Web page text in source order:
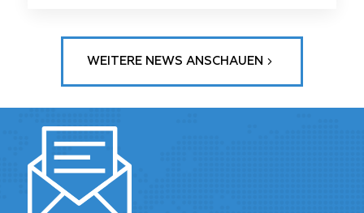
WEITERE NEWS ANSCHAUEN